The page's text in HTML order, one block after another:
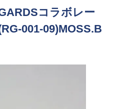
コラボレー
001-09)MOSS.B